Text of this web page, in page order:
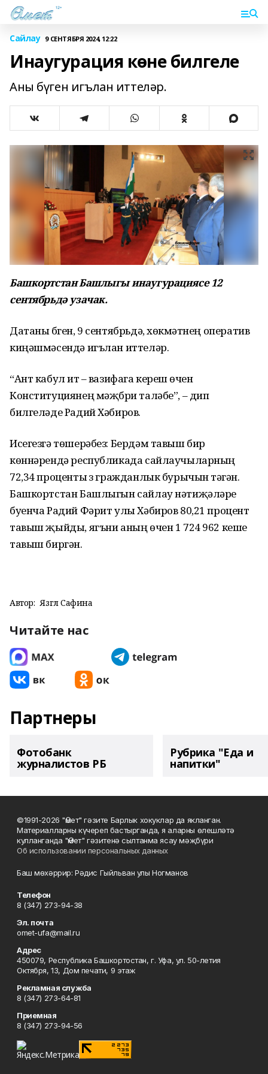
Сайлау 9 СЕНТЯБРЯ 2024, 12:22
Инаугурация көне билгеле
Аны бүген игълан иттеләр.
Башкортстан Башлыгы инаугурациясе 12
сентябрьдә узачак.
Датаны бүген, 9 сентябрьдә, хөкүмәтнең оператив
киңәшмәсендә игълан иттеләр.
“Ант кабул итү – вазифага керешү өчен
Конституциянең мәҗбүри таләбе”, – дип
билгеләде Радий Хәбиров.
Исегезгә төшерәбез: Бердәм тавыш бирү
көннәрендә республикада сайлаучыларның
72,34 проценты үз гражданлык бурычын үтәгән.
Башкортстан Башлыгын сайлау нәтиҗәләре
буенча Радий Фәрит улы Хәбиров 80,21 процент
тавыш җыйды, ягъни аның өчен 1 724 962 кеше
тавыш биргән.
Автор: Язгөл Сафина
Читайте нас
Партнеры
Фотобанк
журналистов РБ
Рубрика "Еда и
напитки"
©1991-2026 "Өмет" гәзите Барлык хокуклар да якланган.
Материалларны күчереп бастырганда, я аларны өлешләтә
кулланганда "Өмет" гәзитенә сылтанма ясау мәҗбүри
Об использовании персональных данных
Баш мөхәррир: Рәдис Гыйльван улы Ногманов
Телефон
8 (347) 273-94-38
Эл. почта
omet-ufa@mail.ru
Адрес
450079, Республика Башкортостан, г. Уфа, ул. 50-летия
Октября, 13, Дом печати, 9 этаж
Рекламная служба
8 (347) 273-64-81
Приемная
8 (347) 273-94-56